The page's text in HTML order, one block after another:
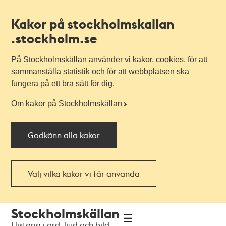
Kakor på stockholmskallan
.stockholm.se
På Stockholmskällan använder vi kakor, cookies, för att
sammanställa statistik och för att webbplatsen ska
fungera på ett bra sätt för dig.
Om kakor på Stockholmskällan
Godkänn alla kakor
Välj vilka kakor vi får använda
navigationen
huvudinnehållet
Stockholmskällan